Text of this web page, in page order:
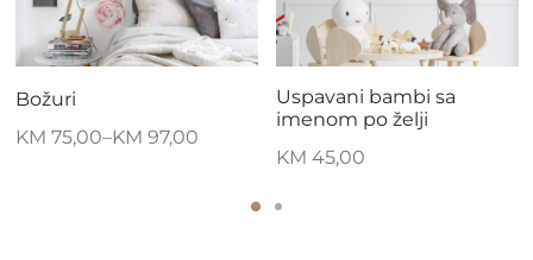
Božuri
KM 75,00–KM 97,00
Uspavani bambi sa
imenom po želji
KM 45,00